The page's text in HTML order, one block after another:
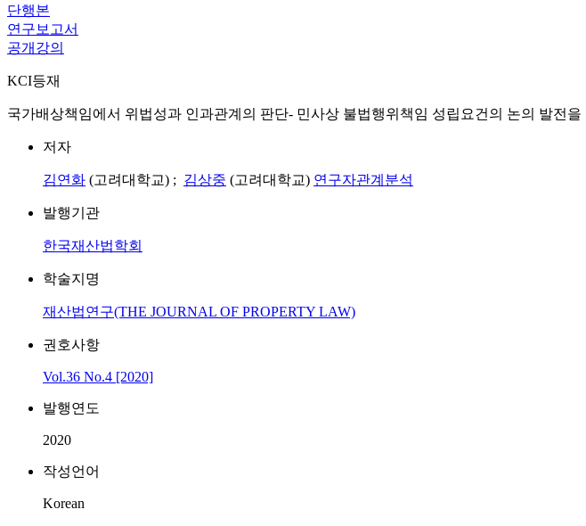
단행본
연구보고서
공개강의
KCI등재
국가배상책임에서 위법성과 인과관계의 판단- 민사상 불법행위책임 성립요건의 논의 발전을
저자
김연화 (고려대학교) ; 김상중 (고려대학교) 연구자관계분석
발행기관
한국재산법학회
학술지명
재산법연구(THE JOURNAL OF PROPERTY LAW)
권호사항
Vol.36 No.4 [2020]
발행연도
2020
작성언어
Korean